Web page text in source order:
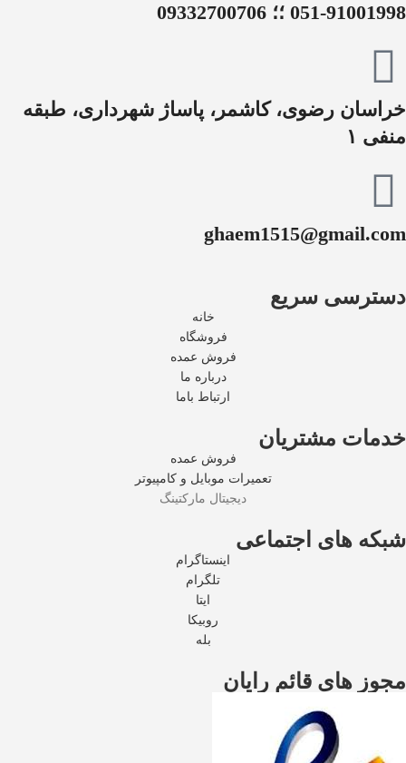
051-91001998 ؛؛ 09332700706
خراسان رضوی، کاشمر، پاساژ شهرداری، طبقه
منفی ۱
ghaem1515@gmail.com
دسترسی سریع
خانه
فروشگاه
فروش عمده
درباره ما
ارتباط باما
خدمات مشتریان
فروش عمده
تعمیرات موبایل و کامپیوتر
دیجیتال مارکتینگ
شبکه های اجتماعی
اینستاگرام
تلگرام
ایتا
روبیکا
بله
مجوز های قائم رایان